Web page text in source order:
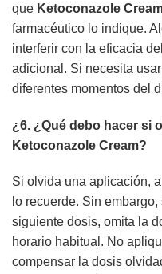
que Ketoconazole
farmacéutico lo indique.
interferir con la eficacia del
adicional. Si necesita
diferentes momentos del
¿6. ¿Qué debo hacer si
Ketoconazole Cream?
Si olvida una aplicación,
lo recuerde. Sin
siguiente dosis, omita la
horario habitual. No
compensar la dosis